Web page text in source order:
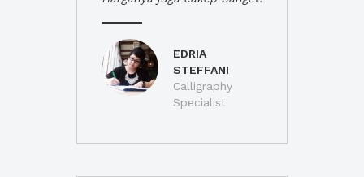
EDRIA
STEFFANI
Calligraphy
Specialist